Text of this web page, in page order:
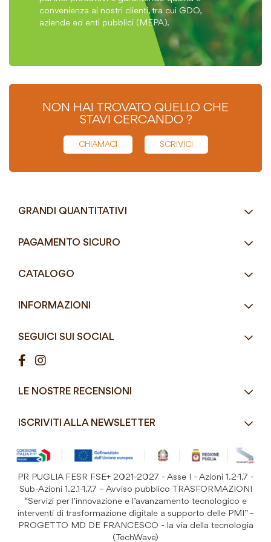
convenienza ai nostri clienti, tra cui GDO,
aziende ed enti pubblici (MEPA).
NON HAI TROVATO QUELLO CHE
STAVI CERCANDO ?
CHIAMACI SCRIVICI
GRANDI QUANTITATIVI
RICHIEDI UN PREVENTIVO
Email info@mddefrancesco.it
8:30 - 12:30 / 15:00 - 19:00
PAGAMENTO SICURO
CATALOGO
Street Food e Take
Pizzerie e Panifici
Ristorazione
Detergenza e Attrezzatura
Festività
Prodotti Riutilizzabili
INFORMAZIONI
Condizioni di vendita
Costi di Spedizione
SEGUICI SUI SOCIAL
LE NOSTRE RECENSIONI
ISCRIVITI ALLA NEWSLETTER
alla
Newsletter:
ISCRIVITI
PR PUGLIA FESR FSE+ 2021-2027 - Asse I - Azioni 1.2-1.7 -
Sub-Azioni 1.2.1-1.7.7 – Avviso pubblico TRASFORMAZIONI
“Servizi per l’innovazione e l’avanzamento tecnologico e
interventi di trasformazione digitale a supporto delle PMI” –
PROGETTO MD DE FRANCESCO - la via della tecnologia
(TechWave)